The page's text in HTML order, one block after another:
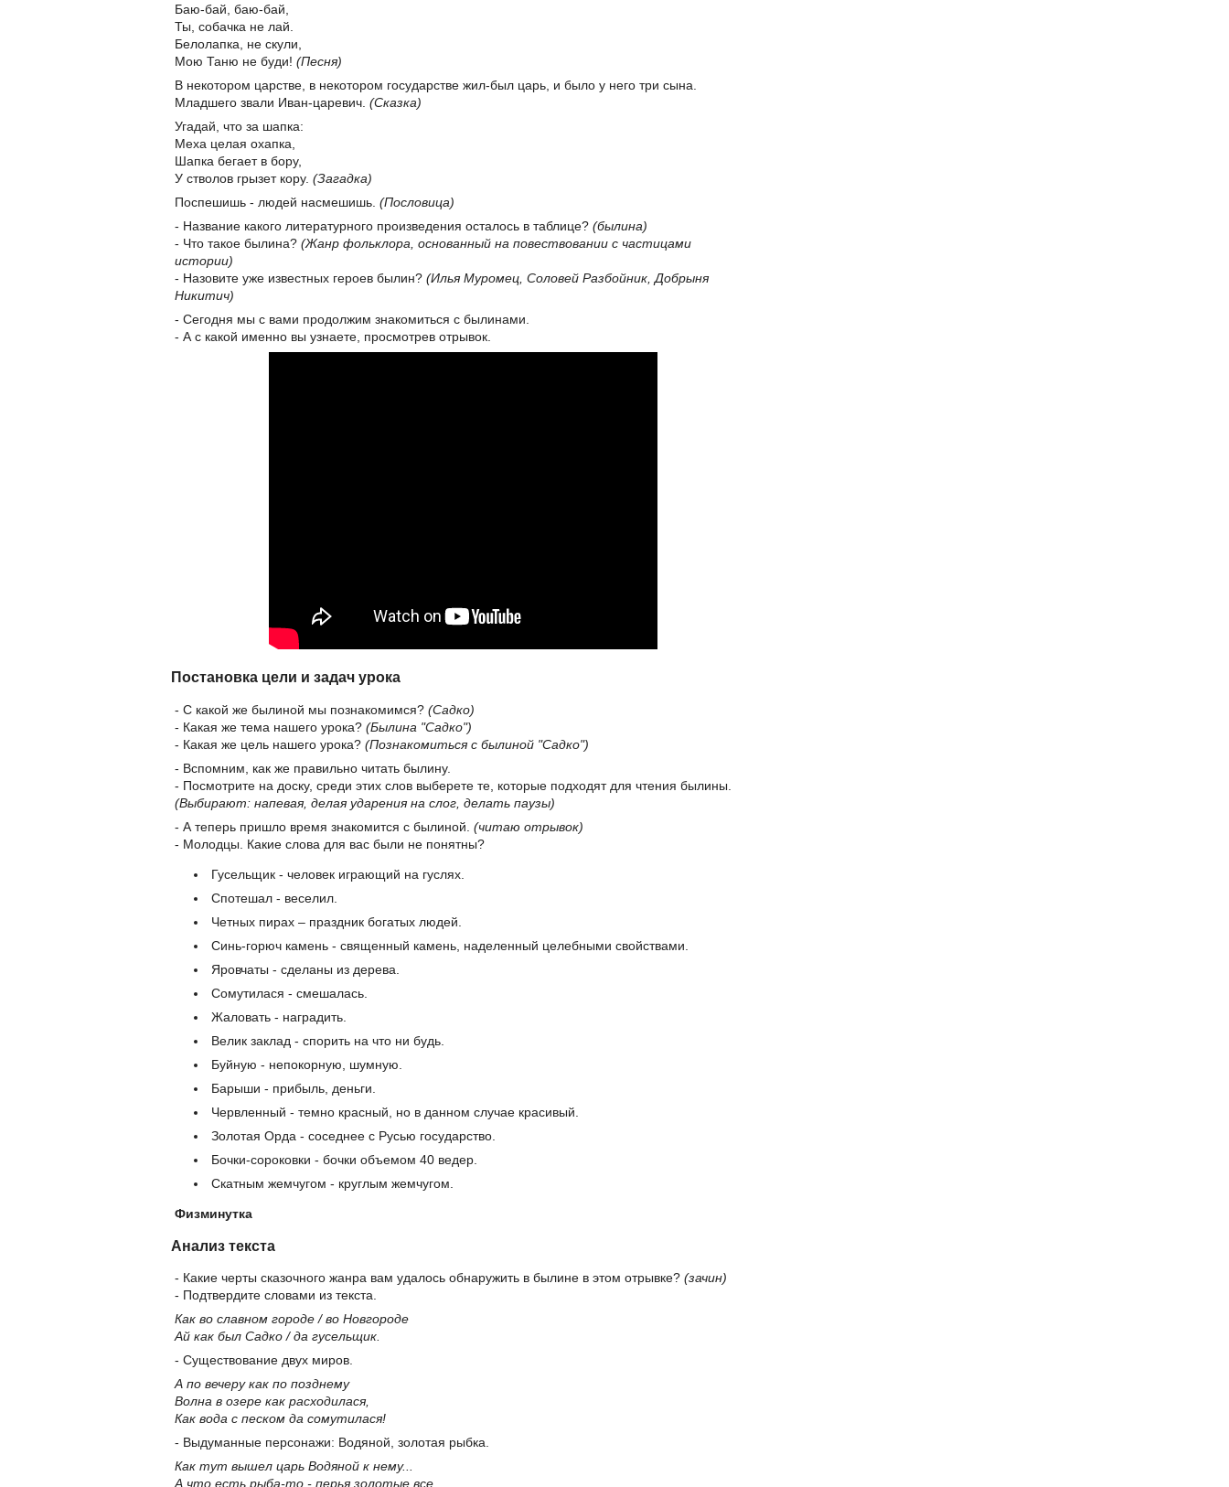
Баю-бай, баю-бай,
Ты, собачка не лай.
Белолапка, не скули,
Мою Таню не буди! (Песня)
В некотором царстве, в некотором государстве жил-был царь, и было у него три сына.
Младшего звали Иван-царевич. (Сказка)
Угадай, что за шапка:
Меха целая охапка,
Шапка бегает в бору,
У стволов грызет кору. (Загадка)
Поспешишь - людей насмешишь. (Пословица)
- Название какого литературного произведения осталось в таблице? (былина)
- Что такое былина? (Жанр фольклора, основанный на повествовании с частицами
истории)
- Назовите уже известных героев былин? (Илья Муромец, Соловей Разбойник, Добрыня
Никитич)
- Сегодня мы с вами продолжим знакомиться с былинами.
- А с какой именно вы узнаете, просмотрев отрывок.
Постановка цели и задач урока
- С какой же былиной мы познакомимся? (Садко)
- Какая же тема нашего урока? (Былина "Садко")
- Какая же цель нашего урока? (Познакомиться с былиной "Садко")
- Вспомним, как же правильно читать былину.
- Посмотрите на доску, среди этих слов выберете те, которые подходят для чтения былины.
(Выбирают: напевая, делая ударения на слог, делать паузы)
- А теперь пришло время знакомится с былиной. (читаю отрывок)
- Молодцы. Какие слова для вас были не понятны?
Гусельщик - человек играющий на гуслях.
Спотешал - веселил.
Четных пирах – праздник богатых людей.
Синь-горюч камень - священный камень, наделенный целебными свойствами.
Яровчаты - сделаны из дерева.
Сомутилася - смешалась.
Жаловать - наградить.
Велик заклад - спорить на что ни будь.
Буйную - непокорную, шумную.
Барыши - прибыль, деньги.
Червленный - темно красный, но в данном случае красивый.
Золотая Орда - соседнее с Русью государство.
Бочки-сороковки - бочки объемом 40 ведер.
Скатным жемчугом - круглым жемчугом.
Физминутка
Анализ текста
- Какие черты сказочного жанра вам удалось обнаружить в былине в этом отрывке? (зачин)
- Подтвердите словами из текста.
Как во славном городе / во Новгороде
Ай как был Садко / да гусельщик.
- Существование двух миров.
А по вечеру как по позднему
Волна в озере как расходилася,
Как вода с песком да сомутилася!
- Выдуманные персонажи: Водяной, золотая рыбка.
Как тут вышел царь Водяной к нему...
А что есть рыба-то - перья золотые все..